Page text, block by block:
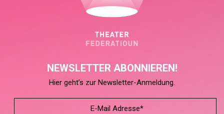
NEWSLETTER ABONNIEREN!
Hier geht’s zur Newsletter-Anmeldung.